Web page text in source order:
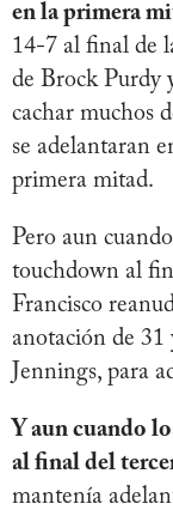
en la primera
14-7 al final de
de Brock Purdy
cachar muchos
se adelantaran
primera mitad.
Pero aun
touchdown al
Francisco
anotación de 31
Jennings, para
Y aun cuando
al final del
mantenía